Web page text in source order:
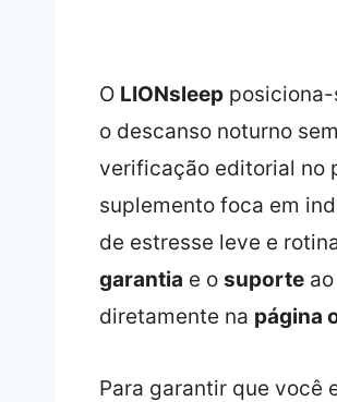
O LIONsleepposiciona-
o descanso noturno
verificação editorial no
suplemento foca em
de estresse leve e
garantia e o suporteao
diretamente na página
Para garantir que você